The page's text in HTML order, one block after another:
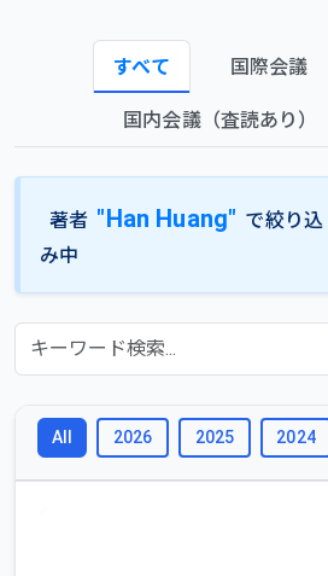
すべて 国際会議
国内会議（査読あり）
著者 "Han Huang" で絞り込
み中
All 2026 2025 2024